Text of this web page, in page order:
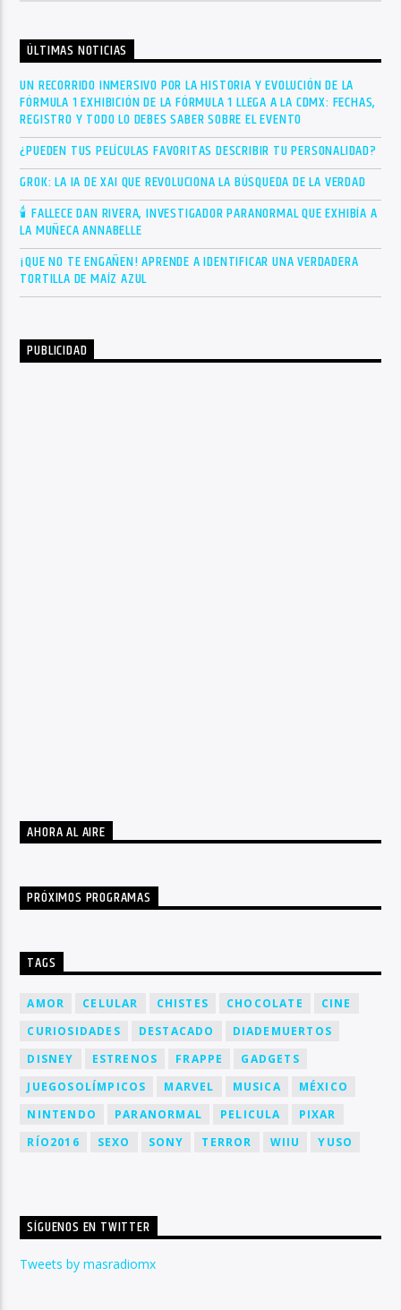
ÚLTIMAS NOTICIAS
UN RECORRIDO INMERSIVO POR LA HISTORIA Y EVOLUCIÓN DE LA
FÓRMULA 1 EXHIBICIÓN DE LA FÓRMULA 1 LLEGA A LA CDMX: FECHAS,
REGISTRO Y TODO LO DEBES SABER SOBRE EL EVENTO
¿PUEDEN TUS PELÍCULAS FAVORITAS DESCRIBIR TU PERSONALIDAD?
GROK: LA IA DE XAI QUE REVOLUCIONA LA BÚSQUEDA DE LA VERDAD
🕯 FALLECE DAN RIVERA, INVESTIGADOR PARANORMAL QUE EXHIBÍA A
LA MUÑECA ANNABELLE
¡QUE NO TE ENGAÑEN! APRENDE A IDENTIFICAR UNA VERDADERA
TORTILLA DE MAÍZ AZUL
PUBLICIDAD
AHORA AL AIRE
PRÓXIMOS PROGRAMAS
TAGS
AMOR CELULAR CHISTES CHOCOLATE
CINE
CURIOSIDADES
DESTACADO
DIADEMUERTOS
DISNEY
ESTRENOS FRAPPE
GADGETS
JUEGOSOLÍMPICOS
MARVEL MUSICA
MÉXICO
NINTENDO
PARANORMAL PELICULA
PIXAR
RÍO2016
SEXO SONY TERROR WIIU YUSO
SÍGUENOS EN TWITTER
Tweets by masradiomx